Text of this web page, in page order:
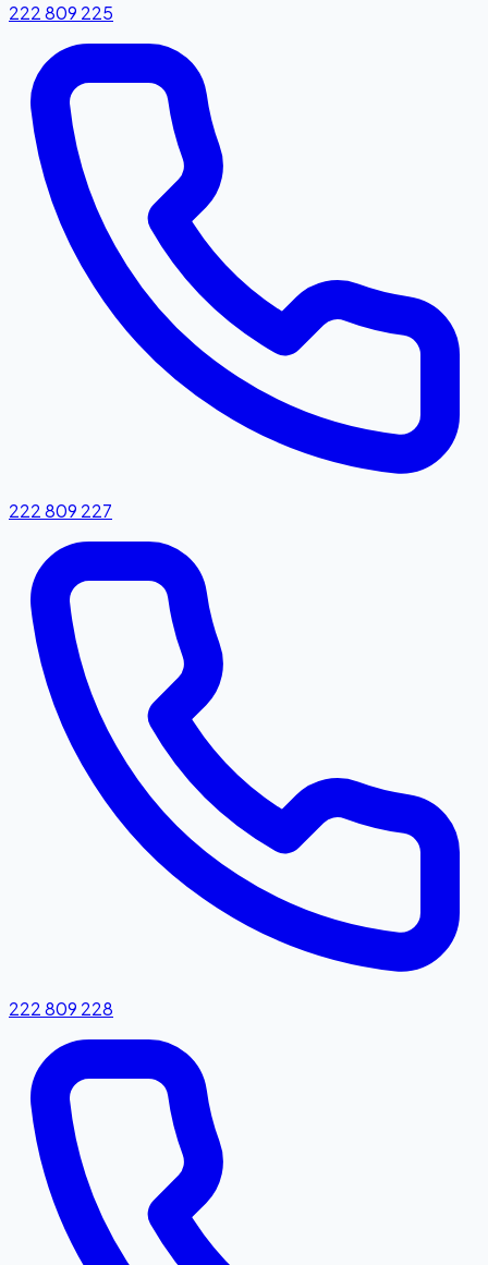
222 809 225
222 809 227
222 809 228